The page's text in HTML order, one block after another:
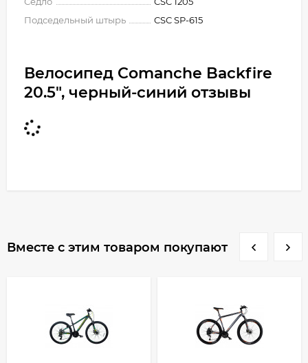
Подседельный штырь
CSC SP-615
Велосипед Comanche Backfire
20.5", черный-синий отзывы
Вместе с этим товаром покупают